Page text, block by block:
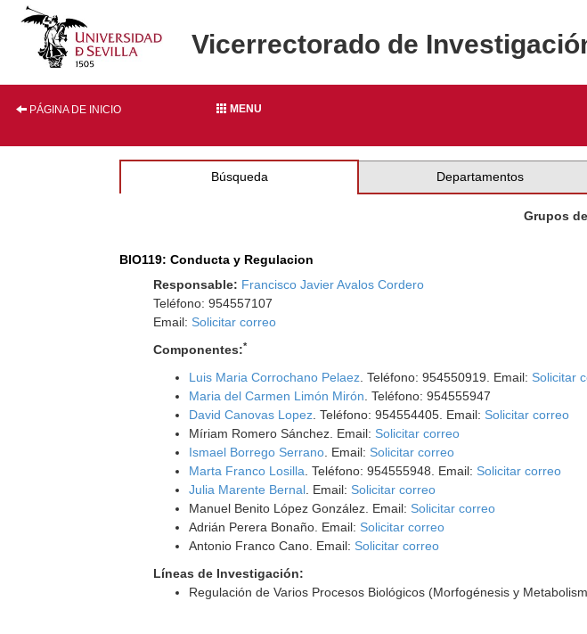
Vicerrectorado de
PÁGINA DE INICIO MENU
Búsqueda Departamentos
Grupos
BIO119: Conducta y Regulacion
Responsable: Francisco Javier Avalos Cordero
Teléfono: 954557107
Email: Solicitar correo
Componentes:*
Luis Maria Corrochano Pelaez . Teléfono: 954550919. Email: Solicitar
Maria del Carmen Limón Mirón . Teléfono: 954555947
David Canovas Lopez . Teléfono: 954554405. Email: Solicitar correo
Míriam Romero Sánchez. Email: Solicitar correo
Ismael Borrego Serrano . Email: Solicitar correo
Marta Franco Losilla . Teléfono: 954555948. Email: Solicitar correo
Julia Marente Bernal . Email: Solicitar correo
Manuel Benito López González. Email: Solicitar correo
Adrián Perera Bonaño. Email: Solicitar correo
Antonio Franco Cano. Email: Solicitar correo
Líneas de Investigación:
Regulación de Varios Procesos Biológicos (Morfogénesis y